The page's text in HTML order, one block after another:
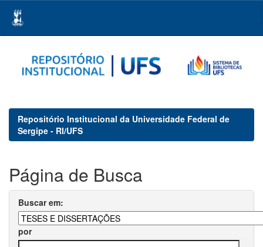
navigation
Repositório Institucional da Universidade Federal de
Sergipe - RI/UFS
Página de Busca
Buscar em:
por